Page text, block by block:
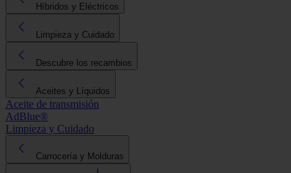
Híbridos y Eléctricos
Limpieza y Cuidado
Descubre los recambios
Aceites y Líquidos
Aceite de transmisión
AdBlue®
Limpieza y Cuidado
Carrocería y Molduras